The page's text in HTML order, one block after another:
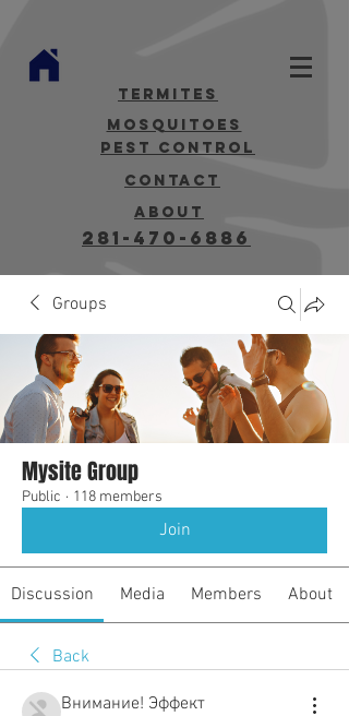
termites
mosquitoes
Pest Control
contact
about
281-470-6886
Groups
Mysite Group
Public · 118 members
Join
Discussion Media Members About
Back
Внимание! Эффект